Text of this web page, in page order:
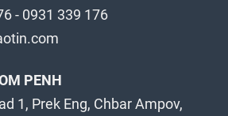
- 0931 339 176
PENH
1, Prek Eng, Chbar Ampov,